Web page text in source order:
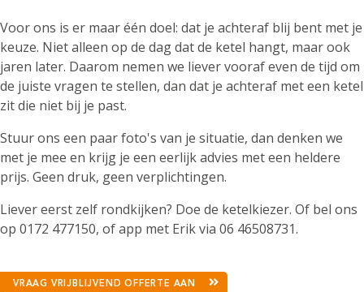
Voor ons is er maar één doel: dat je achteraf blij bent met je
keuze. Niet alleen op de dag dat de ketel hangt, maar ook
jaren later. Daarom nemen we liever vooraf even de tijd om
de juiste vragen te stellen, dan dat je achteraf met een ketel
zit die niet bij je past.
Stuur ons een paar foto's van je situatie, dan denken we
met je mee en krijg je een eerlijk advies met een heldere
prijs. Geen druk, geen verplichtingen.
Liever eerst zelf rondkijken? Doe de ketelkiezer. Of bel ons
op 0172 477150, of app met Erik via 06 46508731.
VRAAG VRIJBLIJVEND OFFERTE AAN